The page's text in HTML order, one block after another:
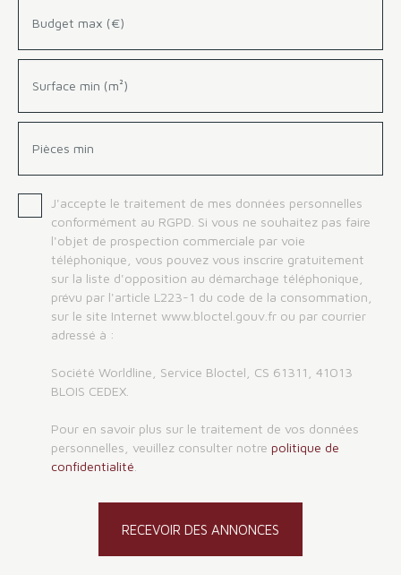
Budget max (€)
Surface min (m²)
Pièces min
J'accepte le traitement de mes données personnelles
conformément au RGPD. Si vous ne souhaitez pas faire
l'objet de prospection commerciale par voie
téléphonique, vous pouvez vous inscrire gratuitement
sur la liste d'opposition au démarchage téléphonique,
prévu par l'article L223-1 du code de la consommation,
sur le site Internet www.bloctel.gouv.fr ou par courrier
adressé à :
Société Worldline, Service Bloctel, CS 61311, 41013
BLOIS CEDEX.
Pour en savoir plus sur le traitement de vos données
personnelles, veuillez consulter notre politique de
confidentialité
RECEVOIR DES ANNONCES